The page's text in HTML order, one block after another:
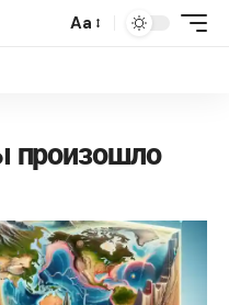
Aa
произошло